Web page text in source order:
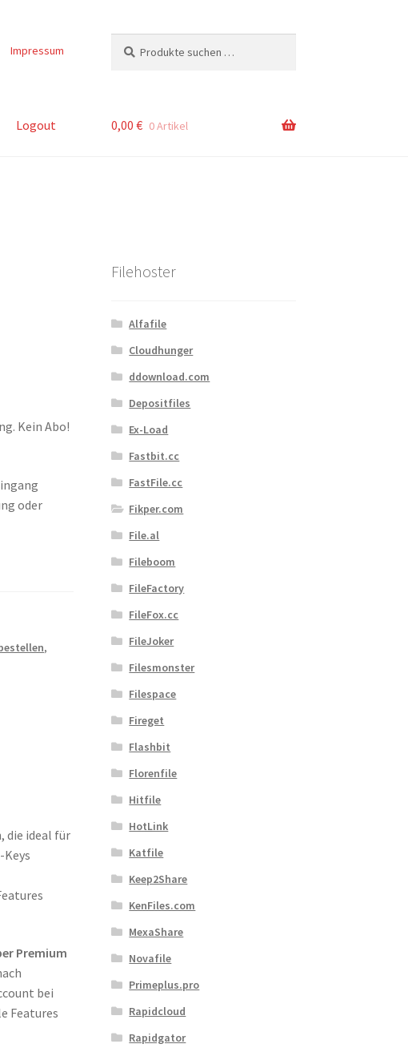
Impressum
nach:
Logout 0,00 € 0 Artikel
Kein Abo!
oder
,
die ideal für
Premium
bei
Features
Filehoster
Alfafile
Cloudhunger
ddownload.com
Depositfiles
Ex-Load
Fastbit.cc
FastFile.cc
Fikper.com
File.al
Fileboom
FileFactory
FileFox.cc
FileJoker
Filesmonster
Filespace
Fireget
Flashbit
Florenfile
Hitfile
HotLink
Katfile
Keep2Share
KenFiles.com
MexaShare
Novafile
Primeplus.pro
Rapidcloud
Rapidgator